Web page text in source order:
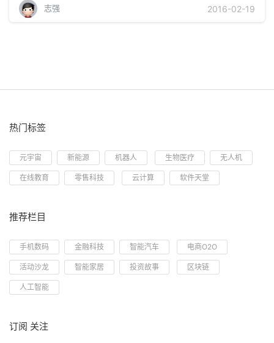
志强 2016-02-19
热门标签
元宇宙 新能源 机器人 生物医疗 无人机
在线教育 零售科技 云计算 软件天堂
推荐栏目
手机数码 金融科技 智能汽车 电商O2O
活动沙龙 智能家居 投资故事 区块链
人工智能
订阅 关注